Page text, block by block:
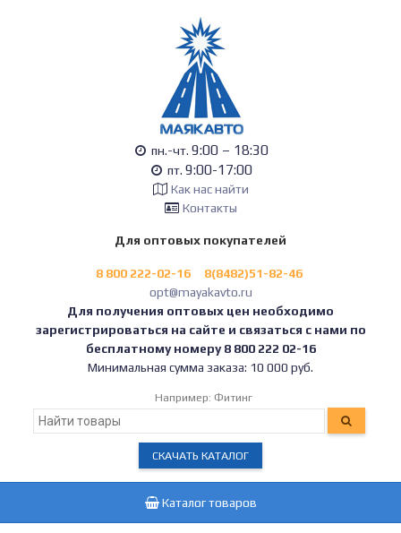
пн.-чт. 9:00 – 18:30
пт. 9:00-17:00
Как нас найти
Контакты
Для оптовых покупателей
8 800 222-02-16
8(8482)51-82-46
opt@mayakavto.ru
Для получения оптовых цен необходимо
зарегистрироваться на сайте и связаться с нами по
бесплатному номеру 8 800 222 02-16
Минимальная сумма заказа: 10 000 руб.
Например: Фитинг
СКАЧАТЬ КАТАЛОГ
Каталог товаров